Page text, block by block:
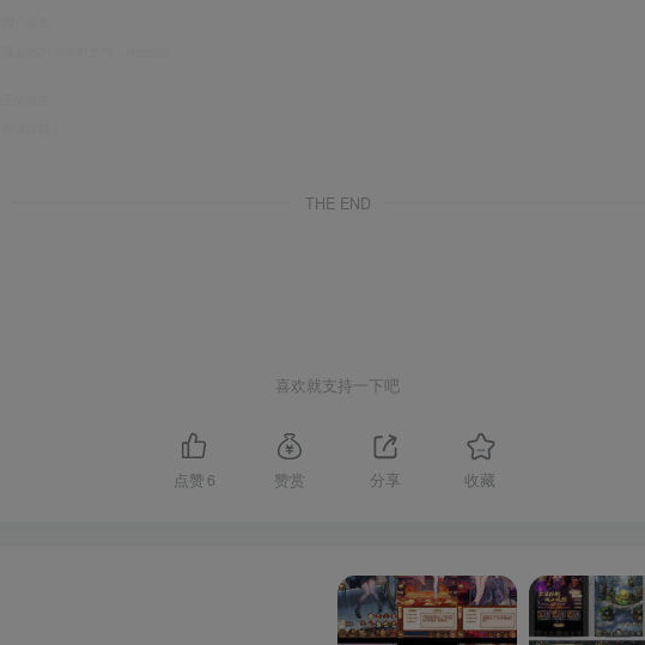
THE END
喜欢就支持一下吧
点赞 6 赞赏 分享 收藏